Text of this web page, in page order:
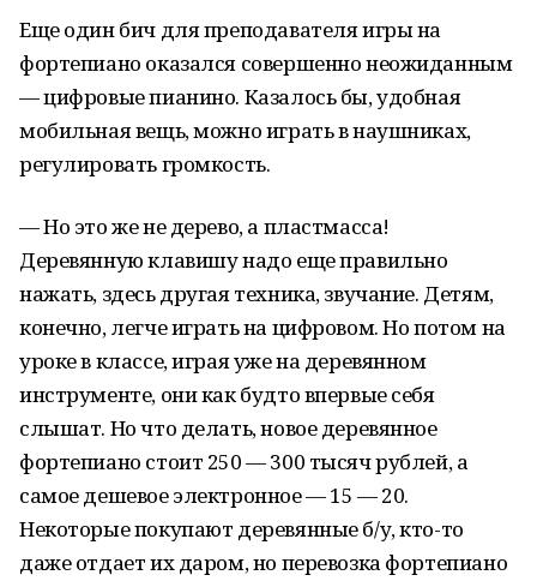
Еще один бич для преподавателя игры на
фортепиано оказался совершенно неожиданным
— цифровые пианино. Казалось бы, удобная
мобильная вещь, можно играть в наушниках,
регулировать громкость.
— Но это же не дерево, а пластмасса!
Деревянную клавишу надо еще правильно
нажать, здесь другая техника, звучание. Детям,
конечно, легче играть на цифровом. Но потом на
уроке в классе, играя уже на деревянном
инструменте, они как будто впервые себя
слышат. Но что делать, новое деревянное
фортепиано стоит 250 — 300 тысяч рублей, а
самое дешевое электронное — 15 — 20.
Некоторые покупают деревянные б/у, кто-то
даже отдает их даром, но перевозка фортепиано